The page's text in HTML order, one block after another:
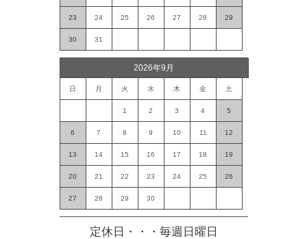
23 24 25 26 27 28 29
30 31
2026年9月
日 月 火 水 木 金 土
1 2 3 4 5
6 7 8 9 10 11 12
13 14 15 16 17 18 19
20 21 22 23 24 25 26
27 28 29 30
定休日・・・毎週日曜日